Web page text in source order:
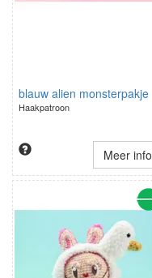
blauw alien monsterpakje
Haakpatroon
Meer info